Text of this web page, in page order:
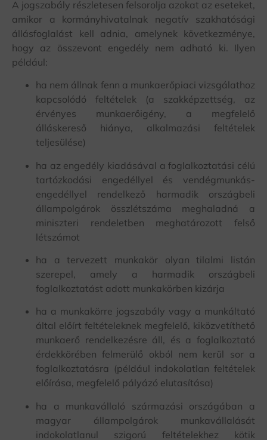
A jogszabály részletesen felsorolja azokat az eseteket,
amikor a kormányhivatalnak negatív szakhatósági
állásfoglalást kell adnia, amelynek következménye,
hogy az összevont engedély nem adható ki. Ilyen
például:
ha nem állnak fenn a munkaerőpiaci vizsgálathoz
kapcsolódó feltételek (a szakképzettség, az
érvényes munkaerőigény, a megfelelő
álláskereső hiánya, alkalmazási feltételek
teljesülése)
ha az engedély kiadásával a foglalkoztatási célú
tartózkodási engedéllyel és vendégmunkás-
engedéllyel rendelkező harmadik országbeli
állampolgárok összlétszáma meghaladná a
miniszteri rendeletben meghatározott felső
létszámot
ha a tervezett munkakör olyan tilalmi listán
szerepel, amely a harmadik országbeli
foglalkoztatást adott munkakörben kizárja
ha a munkakörre jogszabály vagy a munkáltató
által előírt feltételeknek megfelelő, kiközvetíthető
munkaerő rendelkezésre áll, és a foglalkoztató
érdekkörében felmerülő okból nem kerül sor a
foglalkoztatásra (például indokolatlan feltételek
előírása, megfelelő pályázó elutasítása)
ha a munkavállaló származási országában a
magyar állampolgárok munkavállalását
indokolatlanul szigorú feltételekhez kötik